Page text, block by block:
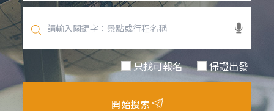
只找可報名 保證出發
開始搜索